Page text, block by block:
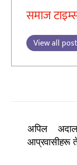
समाज
View all
अपिल
आप्रवासीहरू